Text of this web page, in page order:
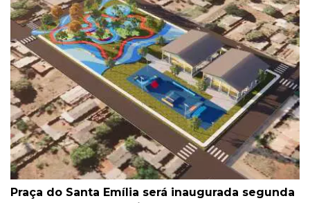
Praça do Santa Emília será inaugurada segunda